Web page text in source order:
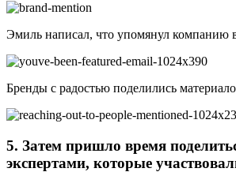
Эмиль написал, что упомянул компанию в
Бренды с радостью поделились
5. Затем пришло время
экспертами, которые